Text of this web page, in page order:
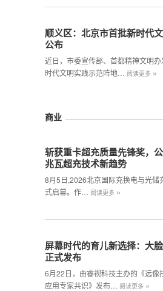
顺义区：北京市首批新时代
公布
近日，市委宣传部、首都精神文明
时代文明实践示范阵地…
阅读更多 »
商业
斩获重卡超充质量先锋奖，
兆瓦超充技术新趋势
8月5日,2026北京国际充换电与光储
式启幕。作…
阅读更多 »
屏幕时代的育儿新选择：大
正式发布
6月22日，由睿视科技主办的《远像
应用专家共识》发布…
阅读更多 »